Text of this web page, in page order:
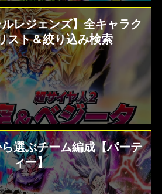
スト＆絞り込み検索
ィー】